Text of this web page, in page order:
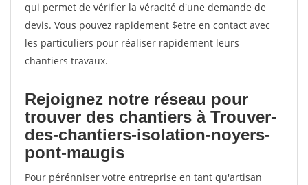
qui permet de vérifier la véracité d'une demande de
devis. Vous pouvez rapidement $etre en contact avec
les particuliers pour réaliser rapidement leurs
chantiers travaux.
Rejoignez notre réseau pour
trouver des chantiers à Trouver-
des-chantiers-isolation-noyers-
pont-maugis
Pour pérénniser votre entreprise en tant qu'artisan